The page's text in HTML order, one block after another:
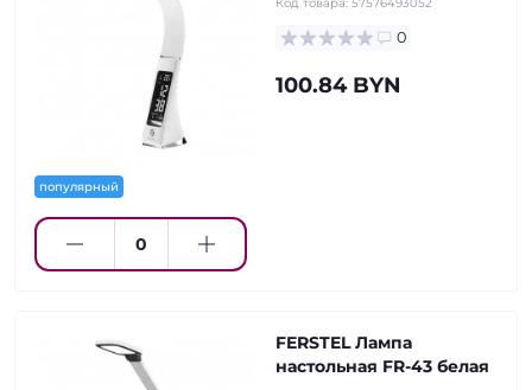
популярный
0
100.84 BYN
FERSTEL Лампа
настольная FR-43 белая